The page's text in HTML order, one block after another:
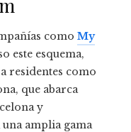
como My
este esquema,
residentes como
que abarca
y
amplia gama